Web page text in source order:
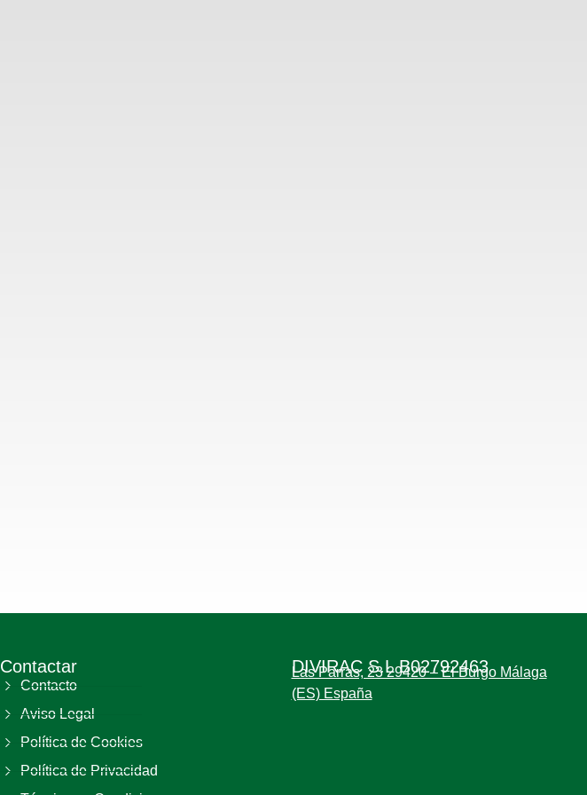
Contactar
Contacto
Aviso Legal
Política de Cookies
Política de Privacidad
DIVIRAC S.L B02792463
Las Parras, 23 29420 – El Burgo Málaga
(ES) España